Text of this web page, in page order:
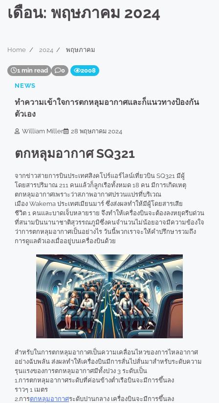
เดือน: พฤษภาคม 2024
Home 2024 พฤษภาคม
1 min read 0 2008
NEWS
ทำความเข้าใจการตกหลุมอากาศและก็แนวทางป้องกัน
ตัวเอง
William Miller 28 พฤษภาคม 2024
ตกหลุมอากาศ SQ321
จากข่าวสายการบินประเทศสิงคโปร์แอร์ไลน์เที่ยวบิน SQ321 มีผู้
โดยสารปริมาณ 211 คนแล้วก็ลูกเรือทั้งหมด 18 คน มีการเกิดเหตุ
ตกหลุมอากาศเพราะว่าสภาพอากาศปรวนแปรที่บริเวณ
เมือง Wakema ประเทศเมียนมาร์ ซึ่งส่งผลทำให้มีผู้โดยสารเสีย
ชีวิต 1 คนและบาดเจ็บหลายราย จึงทำให้เครื่องบินจะต้องลงหยุดรีบด่วน
ที่สนามบินนานาชาติสุวรรณภูมิซึ่งคนจำนวนไม่น้อยอาจมีความข้องใจ
ว่าการตกหลุมอากาศเป็นอย่างไร วันนี้พวกเราจะให้คำปรึกษารวมถึง
การดูแลตัวเองเมื่ออยู่บนเครื่องบินด้วย
สำหรับในการตกหลุมอากาศเป็นความเคลื่อนไหวของการไหลอากาศ
อย่างฉับพลัน ส่งผลทำให้เครื่องบินมีการสั่นไปสั่นมาสำหรับระดับความ
รุนแรงของการตกหลุมอากาศมีทั้งปวง 3 ระดับเป็น
1.การตกหลุมอากาศระดับที่ค่อนข้างต่ำเรือบินจะมีการขึ้นลง
ราวๆ 1 เมตร
2.การตกหลุมอากาศระดับปานกลาง เครื่องบินจะมีการขึ้นลง